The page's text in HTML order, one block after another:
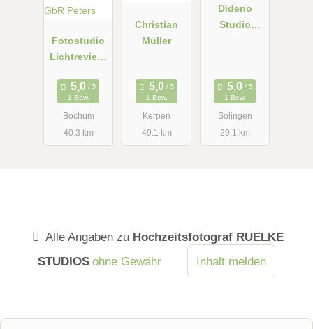
Fotostudio
Lichtrevier®
1 Bew.
Bochum
40.3 km
Christian
Müller
1 Bew.
Kerpen
49.1 km
Dideno
Studio
1 Bew.
Solingen
29.1 km
Alle Angaben zu Hochzeitsfotograf RUELKE
STUDIOS ohne Gewähr Inhalt melden